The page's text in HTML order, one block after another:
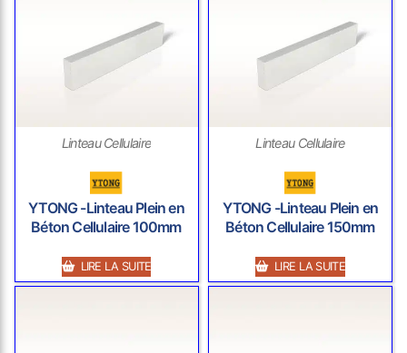
Linteau Cellulaire
YTONG -Linteau Plein en
Béton Cellulaire 100mm
LIRE LA SUITE
Linteau Cellulaire
YTONG -Linteau Plein en
Béton Cellulaire 150mm
LIRE LA SUITE